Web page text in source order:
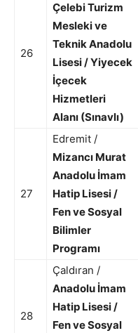
26
Çelebi Turizm
Mesleki ve
Teknik Anadolu
Lisesi / Yiyecek
İçecek
Hizmetleri
Alanı (Sınavlı)
27
Edremit /
Mizancı Murat
Anadolu İmam
Hatip Lisesi /
Fen ve Sosyal
Bilimler
Programı
28
Çaldıran /
Anadolu İmam
Hatip Lisesi /
Fen ve Sosyal